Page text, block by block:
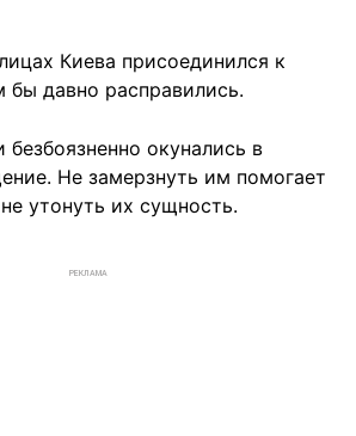
Киева присоединился к
бы давно расправились.
безбоязненно окунались в
Не замерзнуть им помогает
утонуть их сущность.
РЕКЛАМА